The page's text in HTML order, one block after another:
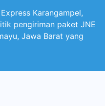
Karangampel,
pengiriman paket JNE
Jawa Barat yang